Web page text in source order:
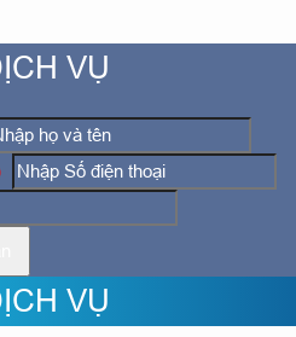
VỤ
VỤ